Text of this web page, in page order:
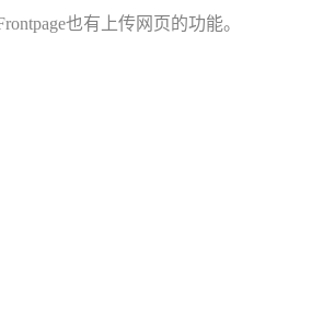
也有上传网页的功能。